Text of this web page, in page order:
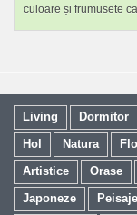
culoare și frumusete
Living Dormitor
Hol
Natura
Artistice
Orase
Japoneze